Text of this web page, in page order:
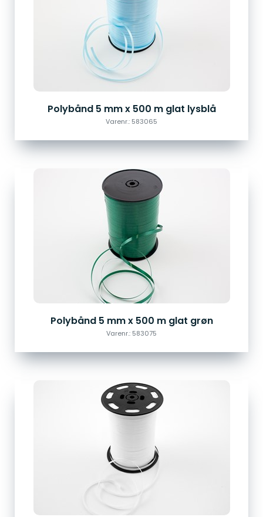
Polybånd 5 mm x 500 m glat lysblå
Varenr.: 583065
Polybånd 5 mm x 500 m glat grøn
Varenr.: 583075